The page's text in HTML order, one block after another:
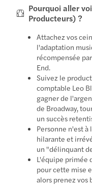
Pourquoi aller
Producteurs) ?
Attachez vos
l'adaptation
récompensée
End.
Suivez le
comptable Leo
gagner de
de Broadway,
un succès
Personne n'est
hilarante et
un "délinquant
L'équipe primée
pour cette mise
alors prenez vos